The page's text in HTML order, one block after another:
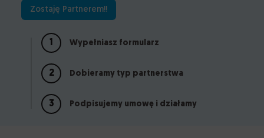
Zostaję Partnerem!!
1 Wypełniasz formularz
2 Dobieramy typ partnerstwa
3 Podpisujemy umowę i działamy